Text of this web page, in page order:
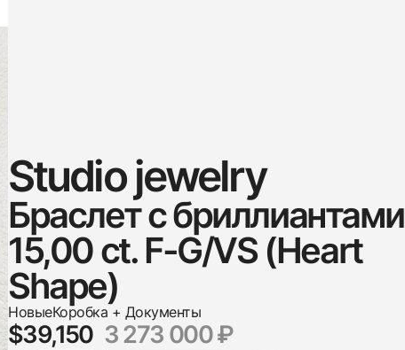
Studio jewelry
Браслет с бриллиантами
15,00 ct. F-G/VS (Heart
Shape)
НовыеКоробка + Документы
$39,150 3 273 000 ₽